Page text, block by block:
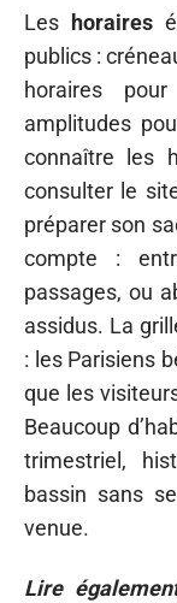
Les horaires
publics :
horaires
amplitudes
connaître les
consulter le
préparer son
compte :
passages, ou
assidus. La
: les Parisiens
que les
Beaucoup
trimestriel,
bassin sans
venue.
Lire